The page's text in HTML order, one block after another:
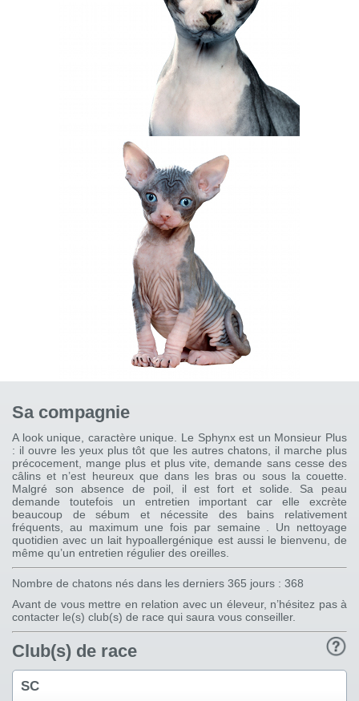
Sa compagnie
A look unique, caractère unique. Le Sphynx est un Monsieur Plus
: il ouvre les yeux plus tôt que les autres chatons, il marche plus
précocement, mange plus et plus vite, demande sans cesse des
câlins et n’est heureux que dans les bras ou sous la couette.
Malgré son absence de poil, il est fort et solide. Sa peau
demande toutefois un entretien important car elle excrète
beaucoup de sébum et nécessite des bains relativement
fréquents, au maximum une fois par semaine . Un nettoyage
quotidien avec un lait hypoallergénique est aussi le bienvenu, de
même qu’un entretien régulier des oreilles.
Nombre de chatons nés dans les derniers 365 jours : 368
Avant de vous mettre en relation avec un éleveur, n’hésitez pas à
contacter le(s) club(s) de race qui saura vous conseiller.
Club(s) de race
SC